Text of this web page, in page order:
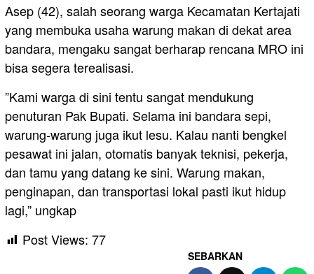
​Asep (42), salah seorang warga Kecamatan Kertajati
yang membuka usaha warung makan di dekat area
bandara, mengaku sangat berharap rencana MRO ini
bisa segera terealisasi.
​”Kami warga di sini tentu sangat mendukung
penuturan Pak Bupati. Selama ini bandara sepi,
warung-warung juga ikut lesu. Kalau nanti bengkel
pesawat ini jalan, otomatis banyak teknisi, pekerja,
dan tamu yang datang ke sini. Warung makan,
penginapan, dan transportasi lokal pasti ikut hidup
lagi,” ungkap
Post Views: 77
SEBARKAN